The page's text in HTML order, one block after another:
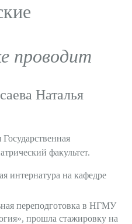
проводит
Наталья
факультет.
интернатура на кафедре
переподготовка в НГМУ
прошла стажировку на